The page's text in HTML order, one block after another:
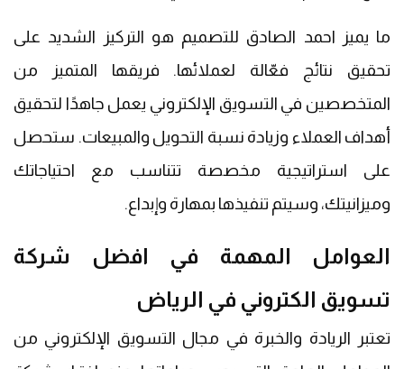
ما يميز احمد الصادق للتصميم هو التركيز الشديد على
تحقيق نتائج فعّالة لعملائها. فريقها المتميز من
المتخصصين في التسويق الإلكتروني يعمل جاهدًا لتحقيق
أهداف العملاء وزيادة نسبة التحويل والمبيعات. ستحصل
على استراتيجية مخصصة تتناسب مع احتياجاتك
وميزانيتك، وسيتم تنفيذها بمهارة وإبداع.
العوامل المهمة في افضل شركة
تسويق الكتروني في الرياض
تعتبر الريادة والخبرة في مجال التسويق الإلكتروني من